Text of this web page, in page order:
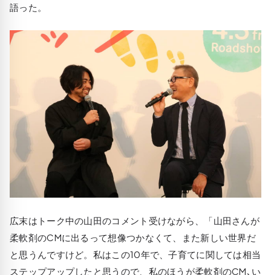
語った。
広末はトーク中の山田のコメント受けながら、「山田さんが
柔軟剤のCMに出るって想像つかなくて、また新しい世界だ
と思うんですけど。私はこの10年で、子育てに関しては相当
ステップアップしたと思うので、私のほうが柔軟剤のCM､い